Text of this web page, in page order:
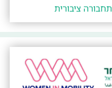
תחבורה ציבורית